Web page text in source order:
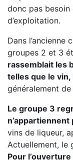
donc pas
d’exploitation.
Dans l’ancienne
groupes 2 et 3
rassemblait les
telles que le vin,
généralement de
Le groupe 3
vins de liqueur,
Actuellement, le
Pour